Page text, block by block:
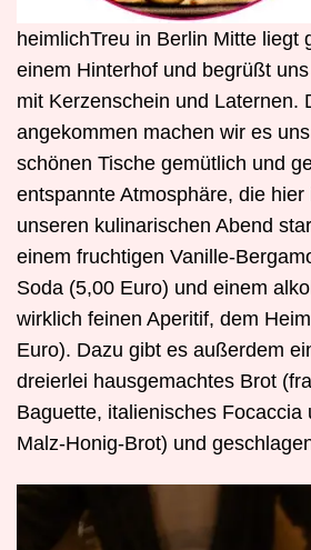
heimlichTreu in Berlin Mitte liegt
einem Hinterhof und begrüßt
mit Kerzenschein und Laternen.
angekommen machen wir es
schönen Tische gemütlich und
entspannte Atmosphäre, die
unseren kulinarischen Abend
einem fruchtigen Vanille-
Soda (5,00 Euro) und einem
wirklich feinen Aperitif, dem
Euro). Dazu gibt es außerdem
dreierlei hausgemachtes Brot
Baguette, italienisches Focaccia
Malz-Honig-Brot) und